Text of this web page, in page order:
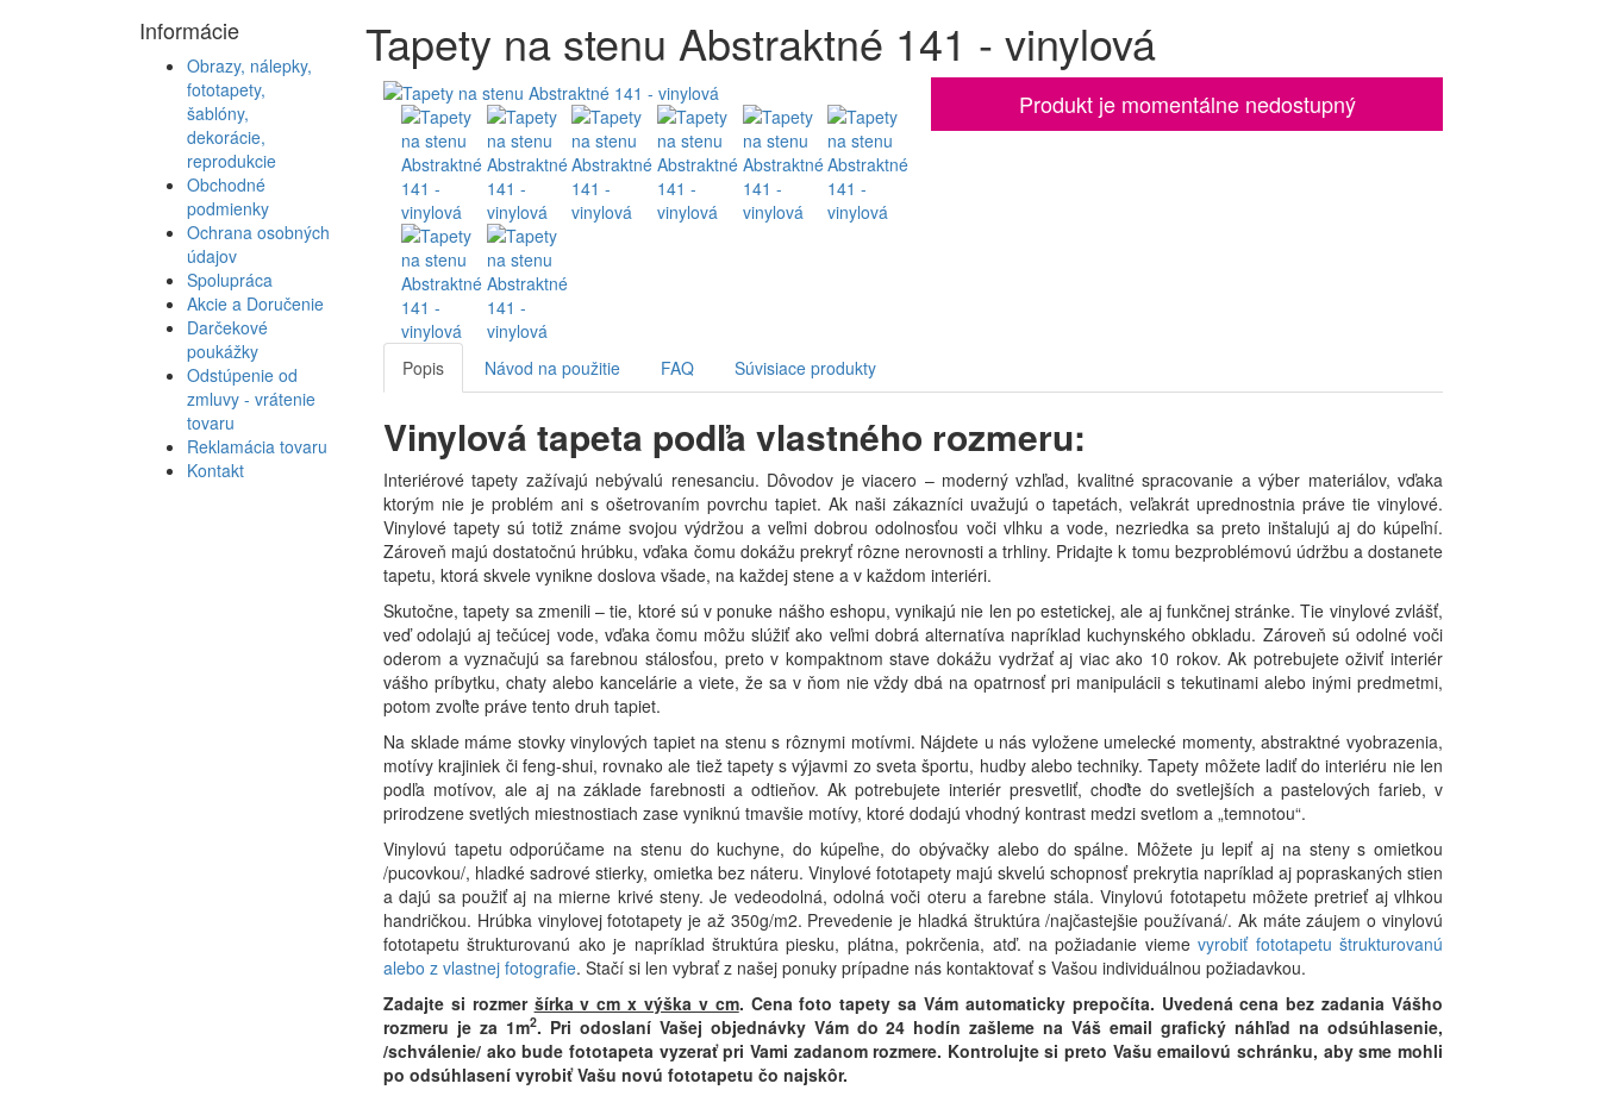
Informácie
Obrazy, nálepky,
fototapety,
šablóny,
dekorácie,
reprodukcie
Obchodné
podmienky
Ochrana osobných
údajov
Spolupráca
Akcie a Doručenie
Darčekové
poukážky
Odstúpenie od
zmluvy - vrátenie
tovaru
Reklamácia tovaru
Kontakt
Tapety na stenu Abstraktné 141 - vinylová
Produkt je momentálne nedostupný
Popis Návod na použitie FAQ Súvisiace produkty
Vinylová tapeta podľa vlastného rozmeru:
Interiérové tapety zažívajú nebývalú renesanciu. Dôvodov je viacero – moderný vzhľad, kvalitné spracovanie a výber materiálov, vďaka
ktorým nie je problém ani s ošetrovaním povrchu tapiet. Ak naši zákazníci uvažujú o tapetách, veľakrát uprednostnia práve tie vinylové.
Vinylové tapety sú totiž známe svojou výdržou a veľmi dobrou odolnosťou voči vlhku a vode, nezriedka sa preto inštalujú aj do kúpeľní.
Zároveň majú dostatočnú hrúbku, vďaka čomu dokážu prekryť rôzne nerovnosti a trhliny. Pridajte k tomu bezproblémovú údržbu a dostanete
tapetu, ktorá skvele vynikne doslova všade, na každej stene a v každom interiéri.
Skutočne, tapety sa zmenili – tie, ktoré sú v ponuke nášho eshopu, vynikajú nie len po estetickej, ale aj funkčnej stránke. Tie vinylové zvlášť,
veď odolajú aj tečúcej vode, vďaka čomu môžu slúžiť ako veľmi dobrá alternatíva napríklad kuchynského obkladu. Zároveň sú odolné voči
oderom a vyznačujú sa farebnou stálosťou, preto v kompaktnom stave dokážu vydržať aj viac ako 10 rokov. Ak potrebujete oživiť interiér
vášho príbytku, chaty alebo kancelárie a viete, že sa v ňom nie vždy dbá na opatrnosť pri manipulácii s tekutinami alebo inými predmetmi,
potom zvoľte práve tento druh tapiet.
Na sklade máme stovky vinylových tapiet na stenu s rôznymi motívmi. Nájdete u nás vyložene umelecké momenty, abstraktné vyobrazenia,
motívy krajiniek či feng-shui, rovnako ale tiež tapety s výjavmi zo sveta športu, hudby alebo techniky. Tapety môžete ladiť do interiéru nie len
podľa motívov, ale aj na základe farebnosti a odtieňov. Ak potrebujete interiér presvetliť, choďte do svetlejších a pastelových farieb, v
prirodzene svetlých miestnostiach zase vyniknú tmavšie motívy, ktoré dodajú vhodný kontrast medzi svetlom a „temnotou“.
Vinylovú tapetu odporúčame na stenu do kuchyne, do kúpeľne, do obývačky alebo do spálne. Môžete ju lepiť aj na steny s omietkou
/pucovkou/, hladké sadrové stierky, omietka bez náteru. Vinylové fototapety majú skvelú schopnosť prekrytia napríklad aj popraskaných stien
a dajú sa použiť aj na mierne krivé steny. Je vedeodolná, odolná voči oteru a farebne stála. Vinylovú fototapetu môžete pretrieť aj vlhkou
handričkou. Hrúbka vinylovej fototapety je až 350g/m2. Prevedenie je hladká štruktúra /najčastejšie používaná/. Ak máte záujem o vinylovú
fototapetu štrukturovanú ako je napríklad štruktúra piesku, plátna, pokrčenia, atď. na požiadanie viemevyrobiť fototapetu štrukturovanú
alebo z vlastnej fotografie. Stačí si len vybrať z našej ponuky prípadne nás kontaktovať s Vašou individuálnou požiadavkou.
Zadajte si rozmer šírka v cm x výška v cm. Cena foto tapety sa Vám automaticky prepočíta. Uvedená cena bez zadania Vášho
rozmeru je za 1m2. Pri odoslaní Vašej objednávky Vám do 24 hodín zašleme na Váš email grafický náhľad na odsúhlasenie,
/schválenie/ ako bude fototapeta vyzerať pri Vami zadanom rozmere. Kontrolujte si preto Vašu emailovú schránku, aby sme mohli
po odsúhlasení vyrobiť Vašu novú fototapetu čo najskôr.